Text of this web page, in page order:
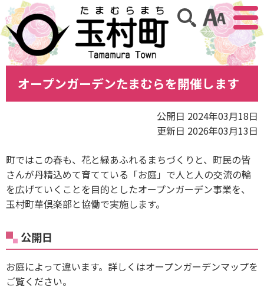
アクセ
サイト内検索
オープンガーデンたまむらを開催します
公開日 2024年03月18日
更新日 2026年03月13日
町ではこの春も、花と緑あふれるまちづくりと、町民の皆
さんが丹精込めて育てている「お庭」で人と人の交流の輪
を広げていくことを目的としたオープンガーデン事業を、
玉村町華倶楽部と協働で実施します。
公開日
お庭によって違います。詳しくはオープンガーデンマップを
ご覧ください。